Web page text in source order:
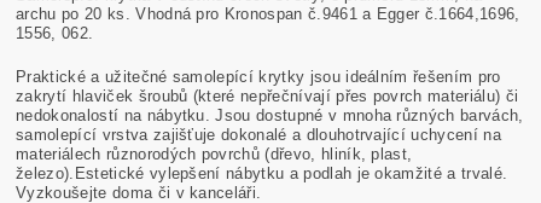
archu po 20 ks. Vhodná pro Kronospan č.9461 a Egger č.1664,1696,
1556, 062.
Praktické a užitečné samolepící krytky jsou ideálním řešením pro
zakrytí hlaviček šroubů (které nepřečnívají přes povrch materiálu) či
nedokonalostí na nábytku. Jsou dostupné v mnoha různých barvách,
samolepící vrstva zajišťuje dokonalé a dlouhotrvající uchycení na
materiálech různorodých povrchů (dřevo, hliník, plast,
železo).Estetické vylepšení nábytku a podlah je okamžité a trvalé.
Vyzkoušejte doma či v kanceláři.